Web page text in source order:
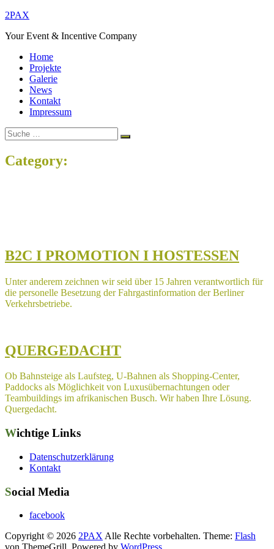
Zum
springen
2PAX
Your Event & Incentive Company
Home
Projekte
Galerie
News
Kontakt
Impressum
Suche
nach:
Suchen
Category:
B2C I PROMOTION I HOSTESSEN
Unter anderem zeichnen wir seid über 15 Jahren verantwortlich für
die personelle Besetzung der Fahrgastinformation der Berliner
Verkehrsbetriebe.
QUERGEDACHT
Ob Bahnsteige als Laufsteg, U-Bahnen als Shopping-Center,
Paddocks als Möglichkeit von Luxusübernachtungen oder
Teambuildings im afrikanischen Busch. Wir haben Ihre Lösung.
Quergedacht.
Wichtige Links
Datenschutzerklärung
Kontakt
Social Media
facebook
Copyright © 2026 2PAX Alle Rechte vorbehalten. Theme: Flash